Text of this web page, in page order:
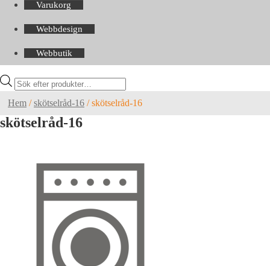
Varukorg
Webbdesign
Webbutik
Products
Hem /skötselråd-16 /skötselråd-16
skötselråd-16